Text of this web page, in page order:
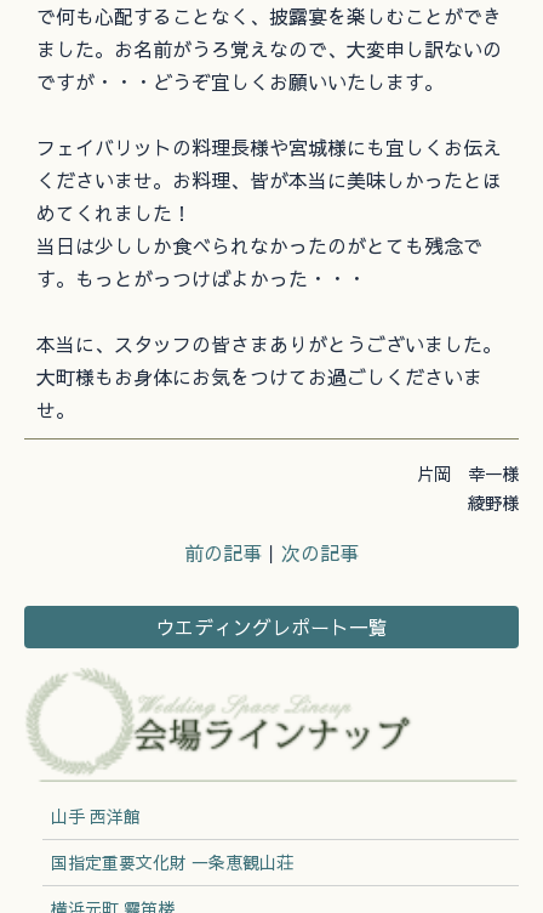
で何も心配することなく、披露宴を楽しむことができ
ました。お名前がうろ覚えなので、大変申し訳ないの
ですが・・・どうぞ宜しくお願いいたします。
フェイバリットの料理長様や宮城様にも宜しくお伝え
くださいませ。お料理、皆が本当に美味しかったとほ
めてくれました！
当日は少ししか食べられなかったのがとても残念で
す。もっとがっつけばよかった・・・
本当に、スタッフの皆さまありがとうございました。
大町様もお身体にお気をつけてお過ごしくださいま
せ。
片岡 幸一様
綾野様
前の記事 ｜ 次の記事
ウエディングレポート一覧
山手 西洋館
国指定重要文化財 一条恵観山荘
横浜元町 霧笛楼